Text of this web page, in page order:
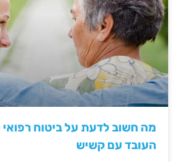
מה חשוב לדעת על ביטוח רפואי
העובד עם קשיש